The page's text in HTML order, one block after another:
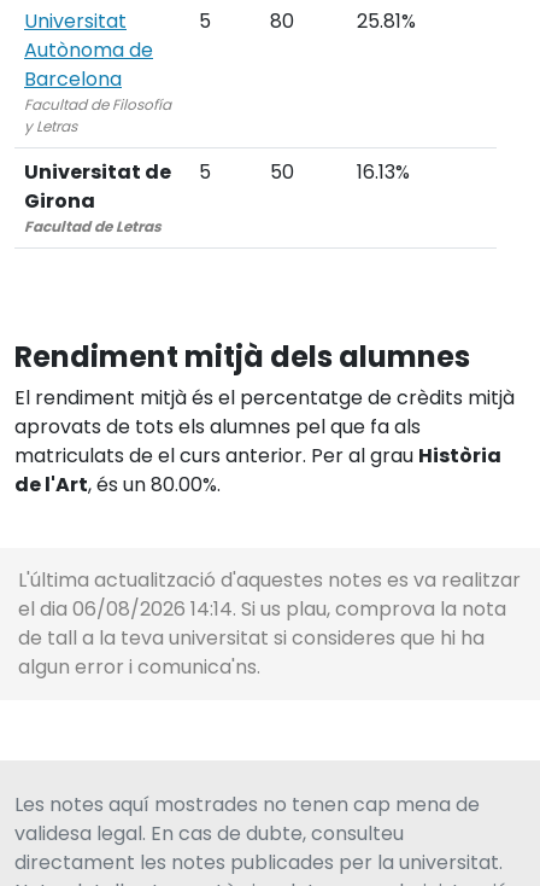
Universitat
Autònoma de
Barcelona
Facultad de Filosofía
y Letras
5 80 25.81%
Universitat de
Girona
Facultad de Letras
5 50 16.13%
Rendiment mitjà dels alumnes
El rendiment mitjà és el percentatge de crèdits mitjà
aprovats de tots els alumnes pel que fa als
matriculats de el curs anterior. Per al grau Història
de l'Art, és un 80.00%.
L'última actualització d'aquestes notes es va realitzar
el dia 06/08/2026 14:14. Si us plau, comprova la nota
de tall a la teva universitat si consideres que hi ha
algun error i comunica'ns.
Les notes aquí mostrades no tenen cap mena de
validesa legal. En cas de dubte, consulteu
directament les notes publicades per la universitat.